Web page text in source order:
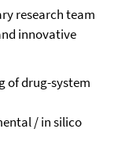
research team
innovative
of drug-system
/ in silico